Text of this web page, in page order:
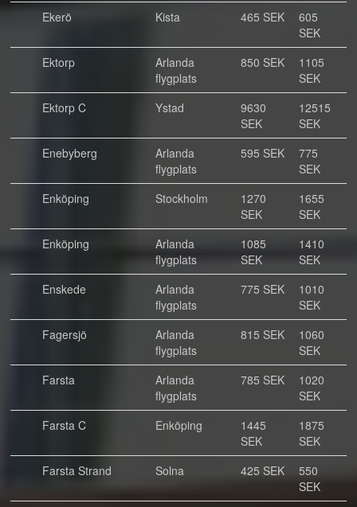
Ekerö
Kista 465 SEK
605
SEK
Ektorp
Arlanda
flygplats
850 SEK
1105
SEK
Ektorp C
Ystad
9630
SEK
12515
SEK
Enebyberg
Arlanda
flygplats
595 SEK
775
SEK
Enköping
Stockholm
1270
SEK
1655
SEK
Enköping
Arlanda
flygplats
1085
SEK
1410
SEK
Enskede
Arlanda
flygplats
775 SEK
1010
SEK
Fagersjö
Arlanda
flygplats
815 SEK
1060
SEK
Farsta
Arlanda
flygplats
785 SEK
1020
SEK
Farsta C
Enköping
1445
SEK
1875
SEK
Farsta Strand
Solna 425 SEK
550
SEK